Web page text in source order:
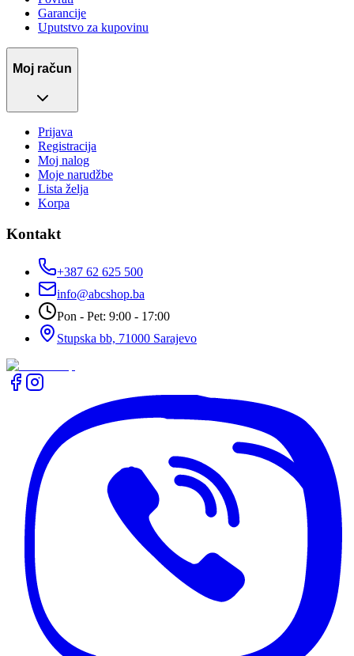
Garancije
Uputstvo za kupovinu
Moj račun
Prijava
Registracija
Moj nalog
Moje narudžbe
Lista želja
Korpa
Kontakt
+387 62 625 500
info@abcshop.ba
Pon - Pet: 9:00 - 17:00
Stupska bb, 71000 Sarajevo